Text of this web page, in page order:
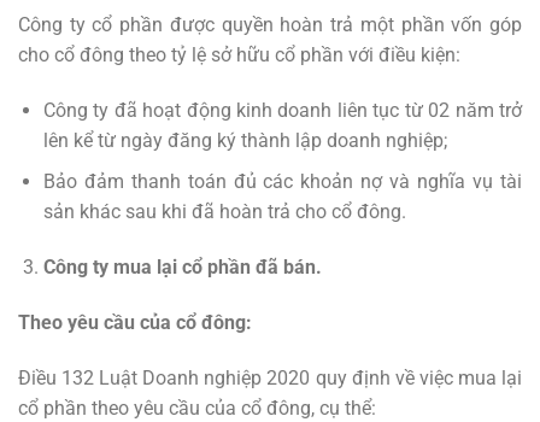
Công ty cổ phần được quyền hoàn trả một phần vốn góp
cho cổ đông theo tỷ lệ sở hữu cổ phần với điều kiện:
Công ty đã hoạt động kinh doanh liên tục từ 02 năm trở
lên kể từ ngày đăng ký thành lập doanh nghiệp;
Bảo đảm thanh toán đủ các khoản nợ và nghĩa vụ tài
sản khác sau khi đã hoàn trả cho cổ đông.
Công ty mua lại cổ phần đã bán.
Theo yêu cầu của cổ đông:
Điều 132 Luật Doanh nghiệp 2020 quy định về việc mua lại
cổ phần theo yêu cầu của cổ đông, cụ thể: